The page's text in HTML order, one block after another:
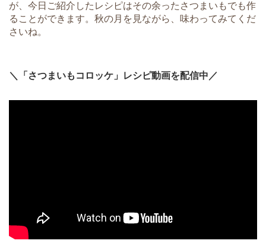
が、今日ご紹介したレシピはその余ったさつまいもでも作
ることができます。秋の月を見ながら、味わってみてくだ
さいね。
＼「さつまいもコロッケ」レシピ動画を配信中／